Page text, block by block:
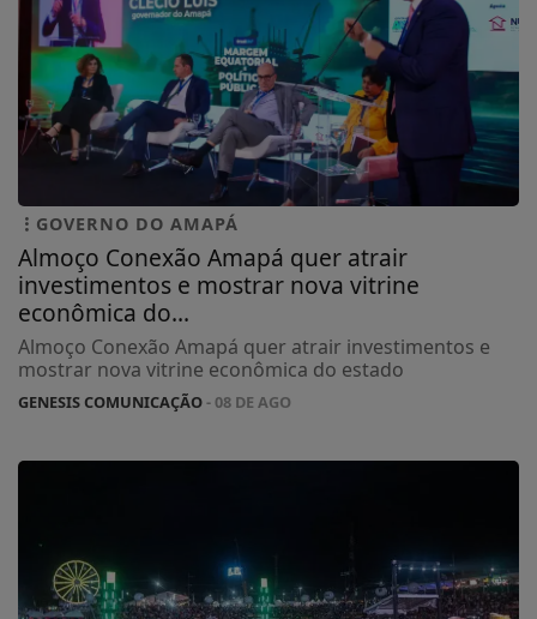
GOVERNO DO AMAPÁ
Almoço Conexão Amapá quer atrair
investimentos e mostrar nova vitrine
econômica do...
Almoço Conexão Amapá quer atrair investimentos e
mostrar nova vitrine econômica do estado
GENESIS COMUNICAÇÃO- 08 DE AGO